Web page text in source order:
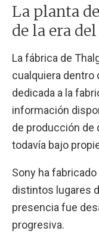
La planta
de la era
La fábrica de
cualquiera dentro
dedicada a la
información
de producción de
todavía bajo
Sony ha
distintos lugares
presencia fue
progresiva.